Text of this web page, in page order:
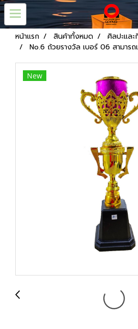
หน้าแรก สินค้าทั้งหมด
ศิลปะและ
No.6 ถ้วยรางวัล เบอร์ 06 สามาร
New